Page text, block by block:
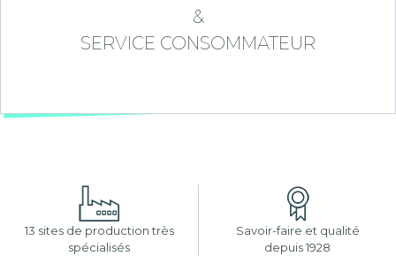
&
SERVICE CONSOMMATEUR
13 sites de production très
spécialisés
Savoir-faire et qualité
depuis 1928